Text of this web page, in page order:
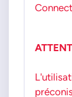
VW
Eos